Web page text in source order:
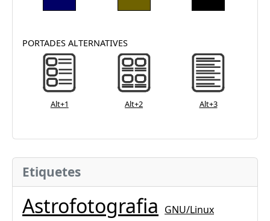
PORTADES ALTERNATIVES
Alt+1 Alt+2 Alt+3
Etiquetes
Astrofotografia GNU/Linux